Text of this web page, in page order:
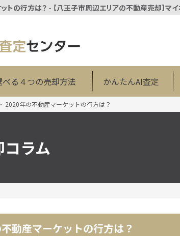
トの行方は？ - 【八王子市周辺エリアの不動産売却】マ
べる４つの売却方法 かんたんAI査定
2020年の不動産マーケットの行方は？
ラム
動産マーケットの行方は？